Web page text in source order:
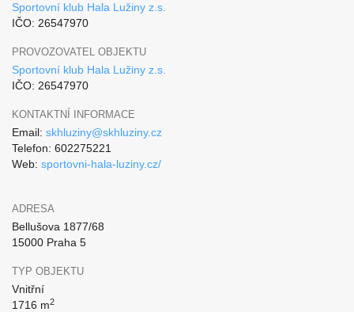
Sportovní klub Hala Lužiny z.s.
IČO: 26547970
PROVOZOVATEL OBJEKTU
Sportovní klub Hala Lužiny z.s.
IČO: 26547970
KONTAKTNÍ INFORMACE
Email: skhluziny@skhluziny.cz
Telefon: 602275221
Web: sportovni-hala-luziny.cz/
ADRESA
Bellušova 1877/68
15000 Praha 5
TYP OBJEKTU
Vnitřní
1716 m2